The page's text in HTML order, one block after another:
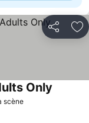
Partager
scène
Only